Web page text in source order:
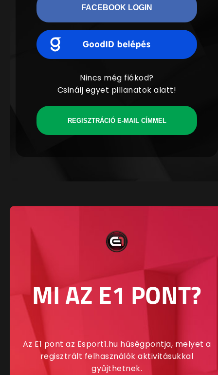
FACEBOOK LOGIN
Nincs még fiókod?
Csinálj egyet pillanatok alatt!
REGISZTRÁCIÓ E-MAIL CÍMMEL
MI AZ E1 PONT?
Az E1 pont az Esport1.hu hűségpontja, melyet a
regisztrált felhasználók aktivitásukkal
gyűjthetnek.